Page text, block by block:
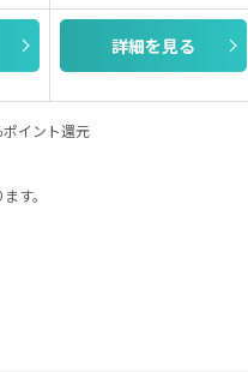
詳細を見る
イント還元
す。